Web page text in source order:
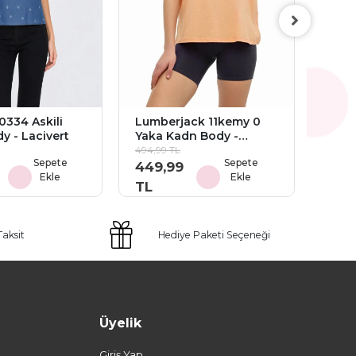
Askili
- Lacivert
Sepete
Ekle
Lumberjack 11kemy 0
Yaka Kadn Body -
Turuncu
494,99 TL
449,99
TL
Sepete
Ekle
Hediye Paketi Seçeneği
Üyelik